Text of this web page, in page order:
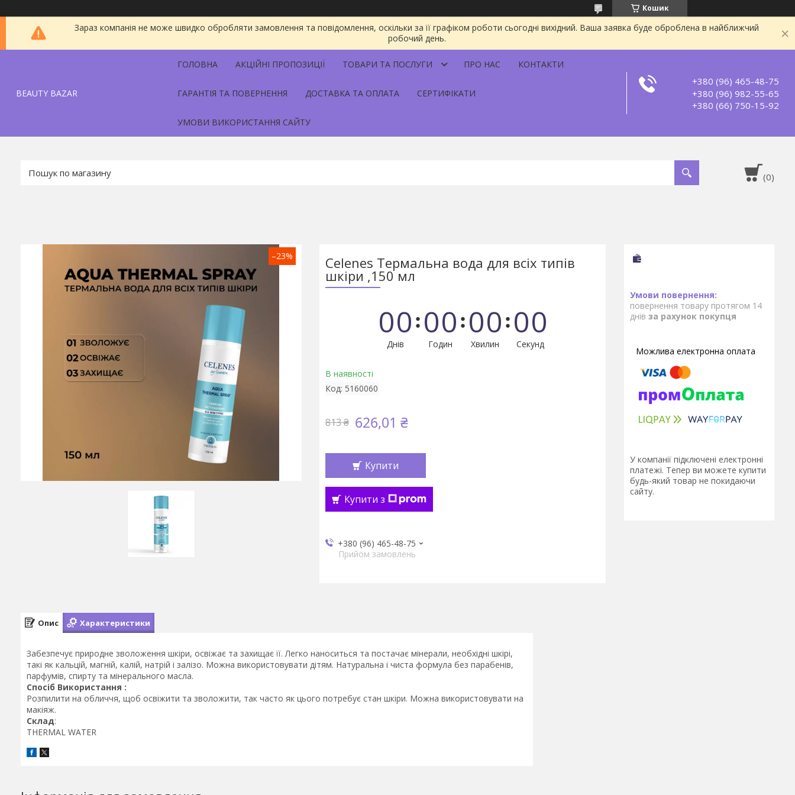
Кошик
Зараз компанія не може швидко обробляти замовлення та повідомлення, оскільки за її графіком роботи сьогодні вихідний. Ваша заявка буде оброблена в найближчий
робочий день.
BEAUTY BAZAR
ГОЛОВНА АКЦІЙНІ ПРОПОЗИЦІЇ ТОВАРИ ТА ПОСЛУГИ ПРО НАС КОНТАКТИ
ГАРАНТІЯ ТА ПОВЕРНЕННЯ ДОСТАВКА ТА ОПЛАТА СЕРТИФІКАТИ
УМОВИ ВИКОРИСТАННЯ САЙТУ
+380 (96) 465-48-75
+380 (96) 982-55-65
+380 (66) 750-15-92
–23% Celenes Термальна вода для всіх типів
шкіри ,150 мл
00
Днів
00
Годин
00
Хвилин
00
Секунд
В наявності
Код: 5160060
813 ₴ 626,01 ₴
Купити
Купити з
+380 (96) 465-48-75
Прийом замовлень
повернення товару протягом 14
днів за рахунок покупця
У компанії підключені електронні
платежі. Тепер ви можете купити
будь-який товар не покидаючи
сайту.
Опис Характеристики
Забезпечує природне зволоження шкіри, освіжає та захищає її. Легко наноситься та постачає мінерали, необхідні шкірі,
такі як кальцій, магній, калій, натрій і залізо. Можна використовувати дітям. Натуральна і чиста формула без парабенів,
парфумів, спирту та мінерального масла.
Спосіб Використання :
Розпилити на обличчя, щоб освіжити та зволожити, так часто як цього потребує стан шкіри. Можна використовувати на
макіяж.
Склад:
THERMAL WATER